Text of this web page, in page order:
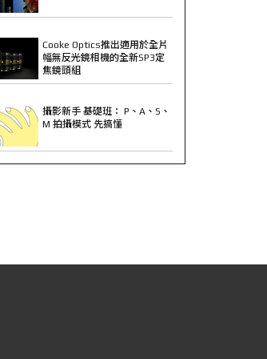
Cooke Optics推出適用於全片
幅無反光鏡相機的全新SP3定
焦鏡頭組
攝影新手 基礎班： P、A、S、
M 拍攝模式 先搞懂